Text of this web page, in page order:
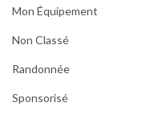
Mon Équipement
Non Classé
Randonnée
Sponsorisé